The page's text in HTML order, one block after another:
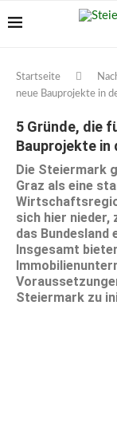
Startseite
neue Bauprojekte in
5 Gründe, die
Bauprojekte in
Die Steiermark
Graz als eine
sich hier nieder,
das Bundesland
Insgesamt
Steiermark zu